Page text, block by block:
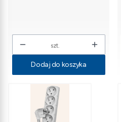
szt.
Dodaj do koszyka